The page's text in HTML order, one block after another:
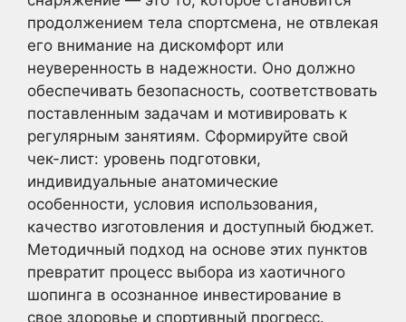
продолжением тела спортсмена, не отвлекая
его внимание на дискомфорт или
неуверенность в надежности. Оно должно
обеспечивать безопасность, соответствовать
поставленным задачам и мотивировать к
регулярным занятиям. Сформируйте свой
чек-лист: уровень подготовки,
индивидуальные анатомические
особенности, условия использования,
качество изготовления и доступный бюджет.
Методичный подход на основе этих пунктов
превратит процесс выбора из хаотичного
шопинга в осознанное инвестирование в
свое здоровье и спортивный прогресс.